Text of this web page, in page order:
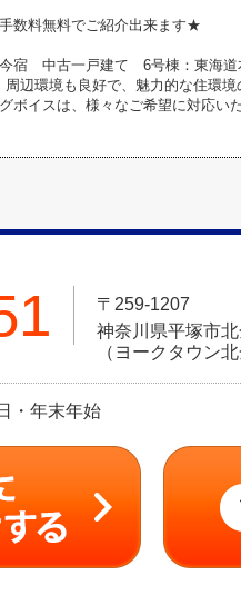
数料無料でご紹介出来ます★
今宿 中古一戸建て 6号棟：東海
辺環境も良好で、魅力的な住環
ボイスは、様々なご希望に対応
〒259-1207
神奈川県平塚市
（ヨークタウン
・年末年始